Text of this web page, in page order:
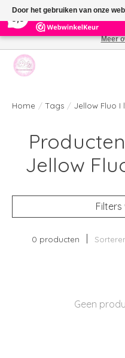
391
Welkom bij de nieuwe webshop van
Home / Tags / Jellow Fluo I
Jellow
Filters
0 producten
Geen
Door het gebruiken van onze
cookies om onze website te
Meer